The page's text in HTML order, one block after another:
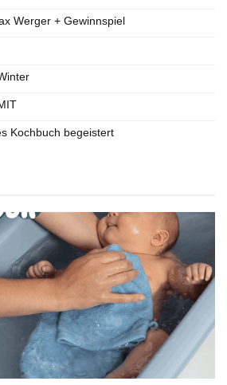
Werger + Gewinnspiel
Kochbuch begeistert